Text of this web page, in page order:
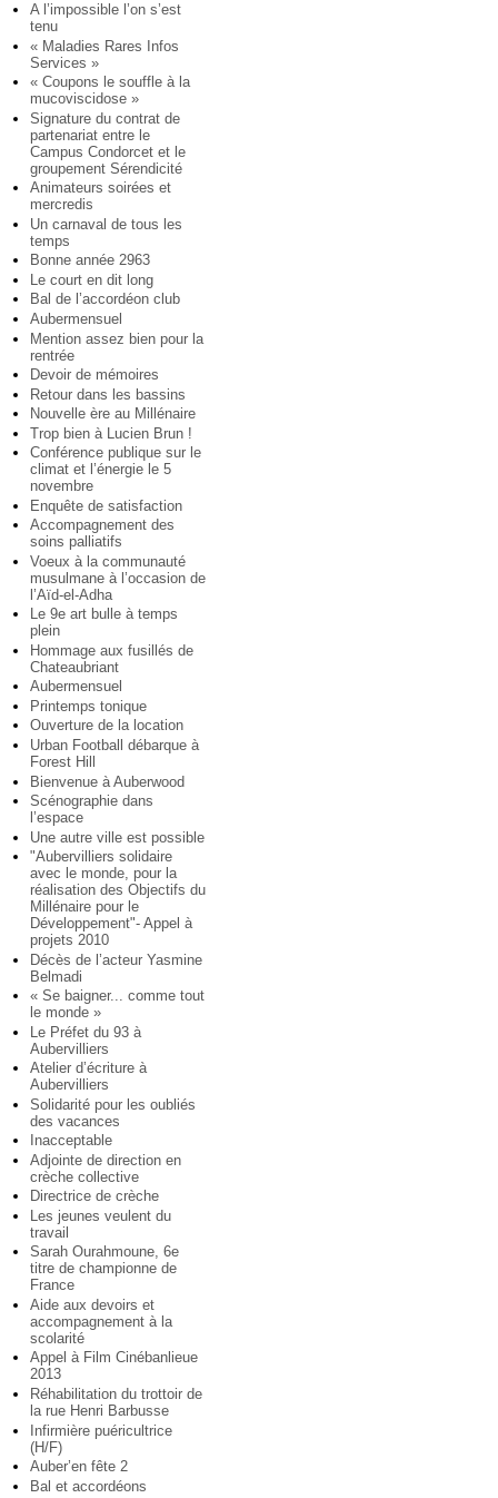
A l’impossible l’on s’est
tenu
« Maladies Rares Infos
Services »
« Coupons le souffle à la
mucoviscidose »
Signature du contrat de
partenariat entre le
Campus Condorcet et le
groupement Sérendicité
Animateurs soirées et
mercredis
Un carnaval de tous les
temps
Bonne année 2963
Le court en dit long
Bal de l’accordéon club
Aubermensuel
Mention assez bien pour la
rentrée
Devoir de mémoires
Retour dans les bassins
Nouvelle ère au Millénaire
Trop bien à Lucien Brun !
Conférence publique sur le
climat et l’énergie le 5
novembre
Enquête de satisfaction
Accompagnement des
soins palliatifs
Voeux à la communauté
musulmane à l’occasion de
l’Aïd-el-Adha
Le 9e art bulle à temps
plein
Hommage aux fusillés de
Chateaubriant
Aubermensuel
Printemps tonique
Ouverture de la location
Urban Football débarque à
Forest Hill
Bienvenue à Auberwood
Scénographie dans
l’espace
Une autre ville est possible
"Aubervilliers solidaire
avec le monde, pour la
réalisation des Objectifs du
Millénaire pour le
Développement"- Appel à
projets 2010
Décès de l’acteur Yasmine
Belmadi
« Se baigner... comme tout
le monde »
Le Préfet du 93 à
Aubervilliers
Atelier d’écriture à
Aubervilliers
Solidarité pour les oubliés
des vacances
Inacceptable
Adjointe de direction en
crèche collective
Directrice de crèche
Les jeunes veulent du
travail
Sarah Ourahmoune, 6e
titre de championne de
France
Aide aux devoirs et
accompagnement à la
scolarité
Appel à Film Cinébanlieue
2013
Réhabilitation du trottoir de
la rue Henri Barbusse
Infirmière puéricultrice
(H/F)
Auber’en fête 2
Bal et accordéons